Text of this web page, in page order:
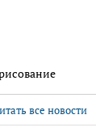
все новости